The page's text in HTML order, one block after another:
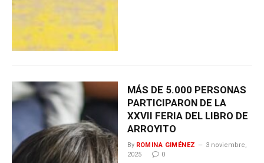
MÁS DE 5.000 PERSONAS
PARTICIPARON DE LA
XXVII FERIA DEL LIBRO DE
ARROYITO
By ROMINA GIMÉNEZ
3 noviembre,
2025
0